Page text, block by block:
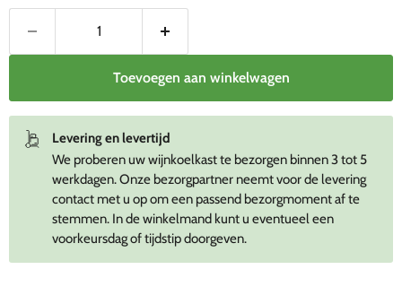
Toevoegen aan winkelwagen
Levering en levertijd
We proberen uw wijnkoelkast te bezorgen binnen 3 tot 5
werkdagen. Onze bezorgpartner neemt voor de levering
contact met u op om een passend bezorgmoment af te
stemmen. In de winkelmand kunt u eventueel een
voorkeursdag of tijdstip doorgeven.